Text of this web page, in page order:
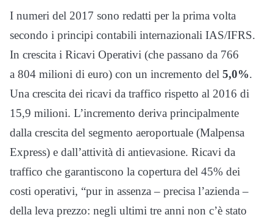
I numeri del 2017 sono redatti per la prima volta
secondo i principi contabili internazionali IAS/IFRS.
In crescita i Ricavi Operativi (che passano da 766
a 804 milioni di euro) con un incremento del 5,0%.
Una crescita dei ricavi da traffico rispetto al 2016 di
15,9 milioni. L’incremento deriva principalmente
dalla crescita del segmento aeroportuale (Malpensa
Express) e dall’attività di antievasione. Ricavi da
traffico che garantiscono la copertura del 45% dei
costi operativi, “pur in assenza – precisa l’azienda –
della leva prezzo: negli ultimi tre anni non c’è stato